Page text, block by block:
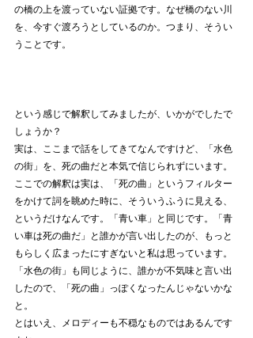
の橋の上を渡っていない証拠です。なぜ橋のない川
を、今すぐ渡ろうとしているのか。つまり、そうい
うことです。
という感じで解釈してみましたが、いかがでしたで
しょうか？
実は、ここまで話をしてきてなんですけど、「水色
の街」を、死の曲だと本気で信じられずにいます。
ここでの解釈は実は、「死の曲」というフィルター
をかけて詞を眺めた時に、そういうふうに見える、
というだけなんです。「青い車」と同じです。「青
い車は死の曲だ」と誰かが言い出したのが、もっと
もらしく広まったにすぎないと私は思っています。
「水色の街」も同じように、誰かが不気味と言い出
したので、「死の曲」っぽくなったんじゃないかな
と。
とはいえ、メロディーも不穏なものではあるんです